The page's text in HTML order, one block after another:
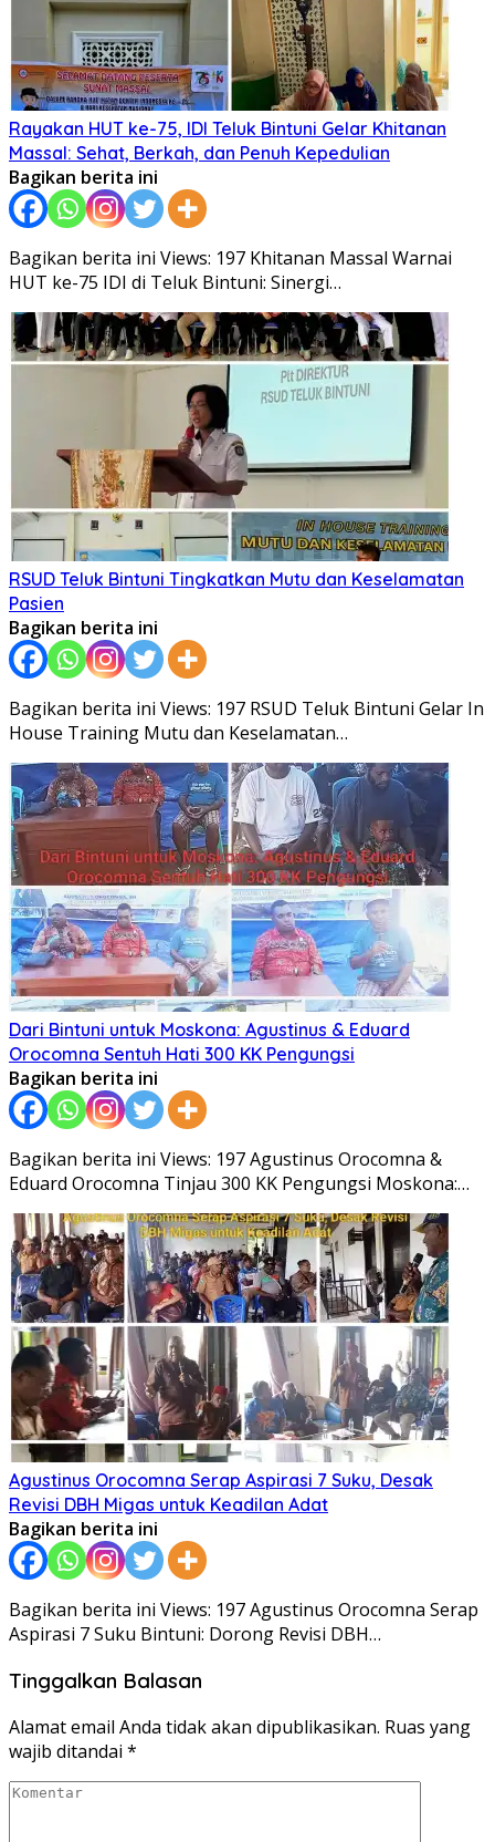
Rayakan HUT ke-75, IDI Teluk Bintuni Gelar Khitanan
Massal: Sehat, Berkah, dan Penuh Kepedulian
Bagikan berita ini
Bagikan berita ini Views: 197 Khitanan Massal Warnai
HUT ke-75 IDI di Teluk Bintuni: Sinergi…
RSUD Teluk Bintuni Tingkatkan Mutu dan Keselamatan
Pasien
Bagikan berita ini
Bagikan berita ini Views: 197 RSUD Teluk Bintuni Gelar In
House Training Mutu dan Keselamatan…
Dari Bintuni untuk Moskona: Agustinus & Eduard
Orocomna Sentuh Hati 300 KK Pengungsi
Bagikan berita ini
Bagikan berita ini Views: 197 Agustinus Orocomna &
Eduard Orocomna Tinjau 300 KK Pengungsi Moskona:…
Agustinus Orocomna Serap Aspirasi 7 Suku, Desak
Revisi DBH Migas untuk Keadilan Adat
Bagikan berita ini
Bagikan berita ini Views: 197 Agustinus Orocomna Serap
Aspirasi 7 Suku Bintuni: Dorong Revisi DBH…
Tinggalkan Balasan
Alamat email Anda tidak akan dipublikasikan. Ruas yang
wajib ditandai *